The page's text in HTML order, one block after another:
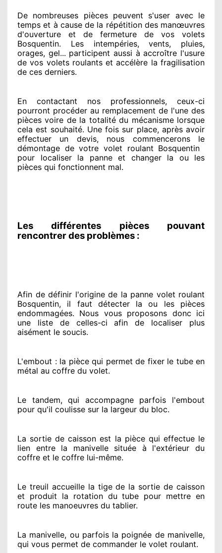
De nombreuses pièces peuvent s'user avec le
temps et à causede la répétition des manœuvres
d'ouverture et de fermeture de vos volets
Bosquentin. Les intempéries, vents, pluies,
orages, gel... participent aussi à accroître l'usure
de vos volets roulants et accélère la fragilisation
de ces derniers.
En contactant nos professionnels, ceux-ci
pourront procéder au remplacement de l'une des
pièces voire de la totalitédu mécanisme lorsque
cela est souhaité. Une fois sur place, après avoir
effectuer un devis, nous commencerons le
démontage de votre volet roulant Bosquentin
pour localiser la panne et changerla ou les
pièces qui fonctionnent mal.
Les différentes pièces pouvant
rencontrer des problèmes :
Afin de définir l'originede la panne volet roulant
Bosquentin, il faut détecterla ou les pièces
endommagées. Nous vous proposons donc ici
une liste de celles-ci afin de localiser plus
aisément le soucis.
L'embout : la pièce qui permet de fixer le tube en
métal au coffre du volet.
Le tandem, qui accompagne parfois l'embout
pour qu'il coulisse sur la largeur du bloc.
La sortie de caisson est la pièce qui effectuele
lien entre la manivelle située à l'extérieur du
coffre et le coffre lui-même.
Le treuil accueille la tige de la sortie de caisson
et produit la rotation du tube pour mettre en
route les manoeuvres du tablier.
La manivelle, ou parfois la poignée de manivelle,
qui vous permet de commander le volet roulant.